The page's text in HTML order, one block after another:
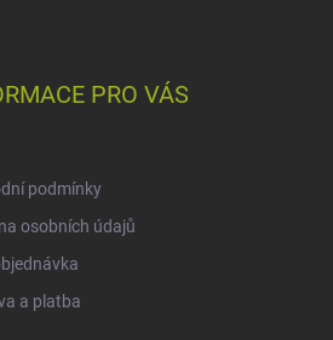
PRO VÁS
podmínky
osobních údajů
a platba